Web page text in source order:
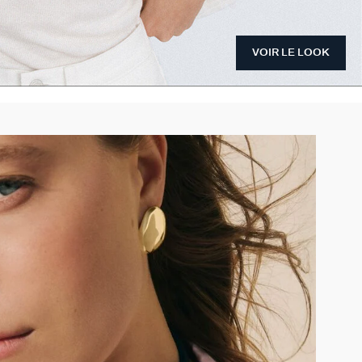
VOIR LE LOOK